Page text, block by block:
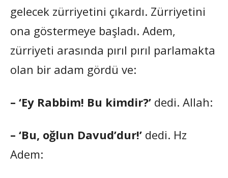
gelecek zürriyetini çıkardı. Zürriyetini
ona göstermeye başladı. Adem,
zürriyeti arasında pırıl pırıl parlamakta
olan bir adam gördü ve:
– ‘Ey Rabbim! Bu kimdir?’ dedi. Allah:
– ‘Bu, oğlun Davud’dur!’ dedi. Hz
Adem: